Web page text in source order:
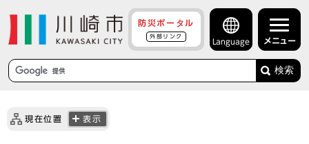
防災ポータル
外部リンク
Language メニュー
検索
現在位置 表示